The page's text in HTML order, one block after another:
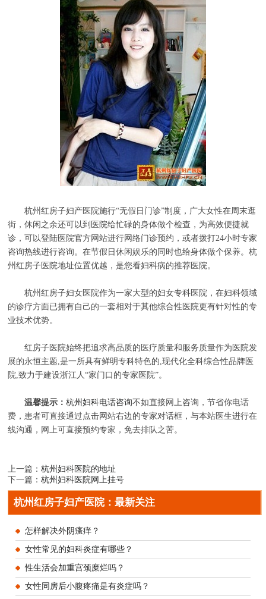
杭州红房子妇产医院施行“无假日门诊”制度，广大女性在周末逛
街，休闲之余还可以到医院给忙碌的身体做个检查，为高效便捷就
诊，可以登陆医院官方网站进行网络门诊预约，或者拨打24小时专家
咨询热线进行咨询。在节假日休闲娱乐的同时也给身体做个保养。杭
州红房子医院地址位置优越，是您看妇科病的推荐医院。
杭州红房子妇女医院作为一家大型的妇女专科医院，在妇科领域
的诊疗方面已拥有自己的一套相对于其他综合性医院更有针对性的专
业技术优势。
红房子医院始终把追求高品质的医疗质量和服务质量作为医院发
展的永恒主题,是一所具有鲜明专科特色的,现代化全科综合性品牌医
院,致力于建设浙江人“家门口的专家医院”。
温馨提示：杭州妇科电话咨询不如直接网上咨询，节省你电话
费，患者可直接通过点击网站右边的专家对话框，与本站医生进行在
线沟通，网上可直接预约专家，免去排队之苦。
上一篇：杭州妇科医院的地址
下一篇：杭州妇科医院网上挂号
杭州红房子妇产医院：最新关注
怎样解决外阴瘙痒？
女性常见的妇科炎症有哪些？
性生活会加重宫颈糜烂吗？
女性同房后小腹疼痛是有炎症吗？